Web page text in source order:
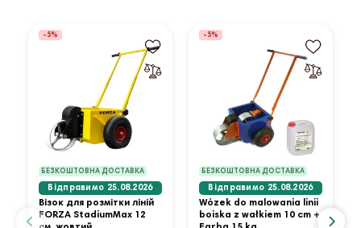
БЕЗКОШТОВНА ДОСТАВКА
-5%
Відправимо 25.08.2026
Візок для розмітки ліній
FORZA StadiumMax 12
БЕЗКОШТОВНА ДОСТАВКА
-5%
Відправимо 25.08.2026
Wózek do malowania linii
boiska z wałkiem 10 cm +